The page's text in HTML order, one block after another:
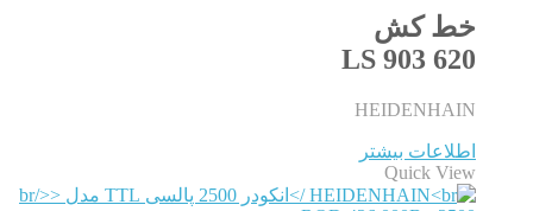
خط کش
LS 903 620
HEIDENHAIN
اطلاعات بیشتر
Quick View